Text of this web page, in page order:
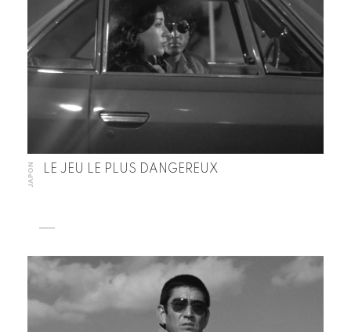
JAPON LE JEU LE PLUS DANGEREUX